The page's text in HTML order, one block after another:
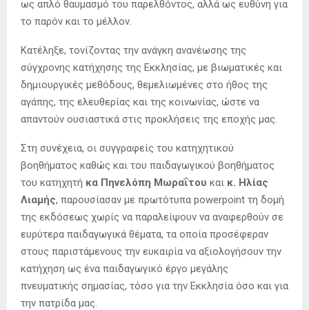
ως απλό θαυμασμό του παρελθόντος, αλλά ως ευθύνη για
το παρόν και το μέλλον.
Κατέληξε, τονίζοντας την ανάγκη ανανέωσης της
σύγχρονης κατήχησης της Εκκλησίας, με βιωματικές και
δημιουργικές μεθόδους, θεμελιωμένες στο ήθος της
αγάπης, της ελευθερίας και της κοινωνίας, ώστε να
απαντούν ουσιαστικά στις προκλήσεις της εποχής μας.
Στη συνέχεια, οι συγγραφείς του κατηχητικού
βοηθήματος καθώς και του παιδαγωγικού βοηθήματος
του κατηχητή κα Πηνελόπη Μωραΐτου και κ. Ηλίας
Λιαμής, παρουσίασαν με πρωτότυπα powerpoint τη δομή
της εκδόσεως χωρίς να παραλείψουν να αναφερθούν σε
ευρύτερα παιδαγωγικά θέματα, τα οποία προσέφεραν
στους παριστάμενους την ευκαιρία να αξιολογήσουν την
κατήχηση ως ένα παιδαγωγικό έργο μεγάλης
πνευματικής σημασίας, τόσο για την Εκκλησία όσο και για
την πατρίδα μας.